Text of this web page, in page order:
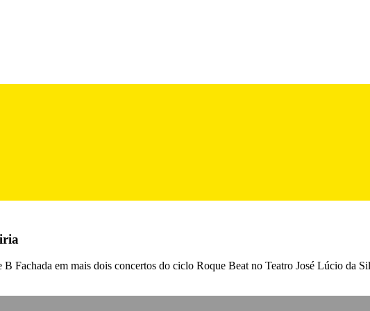
Fachada em mais dois concertos do ciclo Roque Beat no Teatro José Lúcio da